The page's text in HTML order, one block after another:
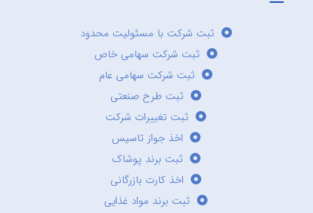
ثبت شرکت با مسئولیت محدود
ثبت شرکت سهامی خاص
ثبت شرکت سهامی عام
ثبت طرح صنعتی
ثبت تغییرات شرکت
اخذ جواز تاسیس
ثبت برند پوشاک
اخذ کارت بازرگانی
ثبت برند مواد غذایی